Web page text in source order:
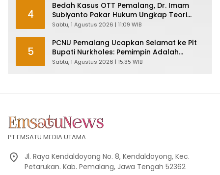
4
Bedah Kasus OTT Pemalang, Dr. Imam
Subiyanto Pakar Hukum Ungkap Teori
Penyertaan KPK
Sabtu, 1 Agustus 2026 | 11:09 WIB
5
PCNU Pemalang Ucapkan Selamat ke Plt
Bupati Nurkholes: Pemimpin Adalah
Pelayan Rakyat!
Sabtu, 1 Agustus 2026 | 15:35 WIB
PT EMSATU MEDIA UTAMA
Jl. Raya Kendaldoyong No. 8, Kendaldoyong, Kec.
Petarukan. Kab. Pemalang, Jawa Tengah 52362